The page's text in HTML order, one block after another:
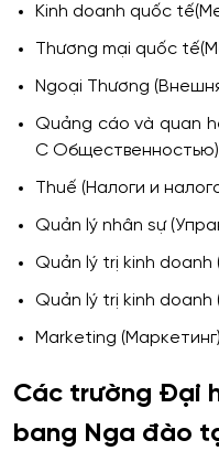
Kinh doanh quốc
Thương mại quốc
Ngoại Thương
Quảng cáo và quan
С Общественностью)
Thuế (Налоги и
Quản lý nhân sự
Quản lý trị kinh
Quản lý trị kinh
Marketing (Маркетинг)
Các trường Đại
bang Nga đào